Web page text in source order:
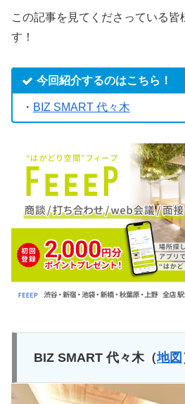
この記事を見てくださっている
す！
今回紹介するのはこちら！
・ BIZ SMART 代々木
BIZ SMART 代々木（地図